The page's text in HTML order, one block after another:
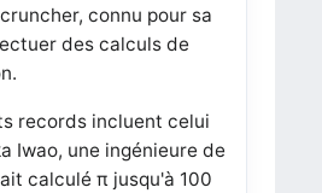
connu pour sa
des calculs de
records incluent celui
Iwao, une ingénieure de
calculé π jusqu'à 100